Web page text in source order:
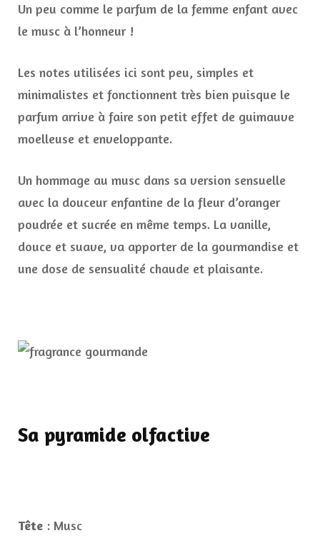
Un peu comme le parfum de la femme enfant avec
le musc à l’honneur !
Les notes utilisées ici sont peu, simples et
minimalistes et fonctionnent très bien puisque le
parfum arrive à faire son petit effet de guimauve
moelleuse et enveloppante.
Un hommage au musc dans sa version sensuelle
avec la douceur enfantine de la fleur d’oranger
poudrée et sucrée en même temps. La vanille,
douce et suave, va apporter de la gourmandise et
une dose de sensualité chaude et plaisante.
Sa pyramide olfactive
Tête : Musc